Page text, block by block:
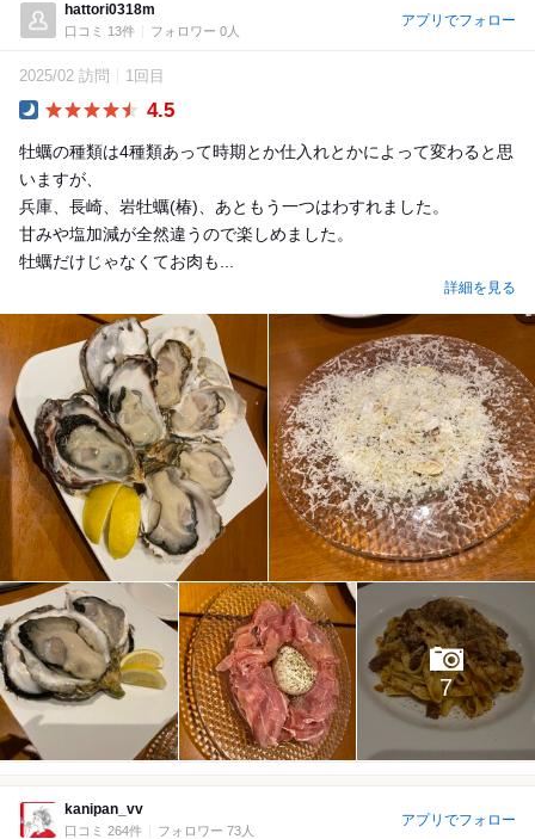
hattori0318m
口コミ 13件 フォロワー 0人
アプリでフォロー
2025/02 訪問 1回目
4.5
牡蠣の種類は4種類あって時期とか仕入れとかによって変わると思
いますが、
兵庫、長崎、岩牡蠣(椿)、あともう一つはわすれました。
甘みや塩加減が全然違うので楽しめました。
牡蠣だけじゃなくてお肉も...
詳細を見る
7
kanipan_vv
口コミ 264件 フォロワー 73人
アプリでフォロー